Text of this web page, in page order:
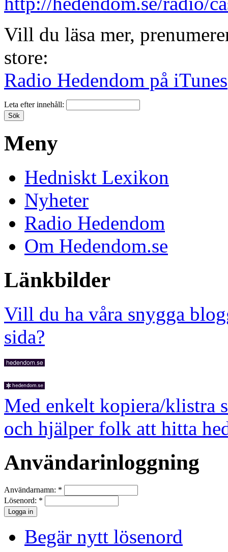
Vill du läsa mer,
store:
Radio Hedendom på iTunes
Leta efter innehåll:
Meny
Hedniskt Lexikon
Nyheter
Radio Hedendom
Om Hedendom.se
Länkbilder
Vill du ha våra snygga
sida?
Med enkelt kopiera/klistra
och hjälper folk att hitta
Användarinloggning
Användarnamn: *
Lösenord: *
Begär nytt lösenord